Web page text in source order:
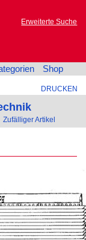
Erweiterte Suche
Shop
DRUCKEN
Zufälliger Artikel